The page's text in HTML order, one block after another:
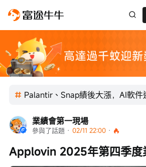
Palantir、Snap績後大漲，AI軟件
業績會第一現場
參與了話題 · 02/11 22:00 ·
Applovin 2025年第四季度